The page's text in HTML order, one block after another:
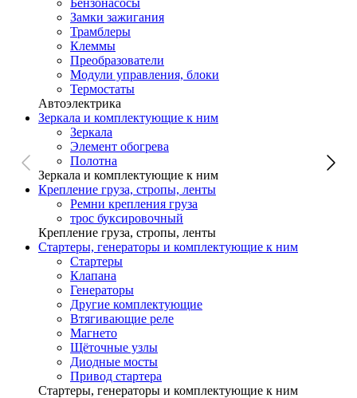
Бензонасосы
Замки зажигания
Трамблеры
Клеммы
Преобразователи
Модули управления, блоки
Термостаты
Автоэлектрика
Зеркала и комплектующие к ним
Зеркала
Элемент обогрева
Полотна
Зеркала и комплектующие к ним
Крепление груза, стропы, ленты
Ремни крепления груза
трос буксировочный
Крепление груза, стропы, ленты
Стартеры, генераторы и комплектующие к ним
Стартеры
Клапана
Генераторы
Другие комплектующие
Втягивающие реле
Магнето
Щёточные узлы
Диодные мосты
Привод стартера
Стартеры, генераторы и комплектующие к ним